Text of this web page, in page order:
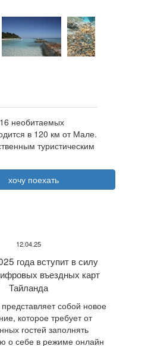
необитаемых
в 120 км от Мале.
туристическим
12.04.25
года вступит в силу
въездных карт
Тайланда
собой новое
которое требует от
гостей заполнять
о себе в режиме онлайн